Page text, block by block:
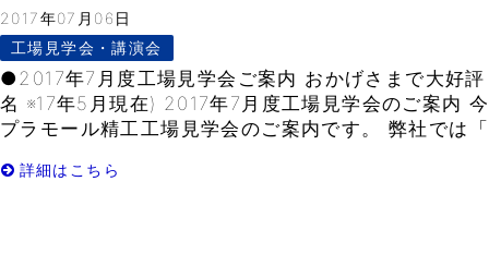
2017年07月06日
工場見学会・講演会
●2017年7月度工場見学会ご案内 おかげさまで大好
名 ※17年5月現在) 2017年7月度工場見学会のご案内
プラモール精工工場見学会のご案内です。 弊社では
詳細はこちら